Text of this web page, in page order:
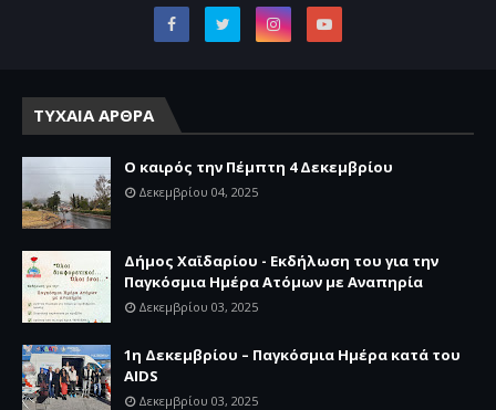
ΤΥΧΑΙΑ ΑΡΘΡΑ
Ο καιρός την Πέμπτη 4 Δεκεμβρίου
Δεκεμβρίου 04, 2025
Δήμος Χαϊδαρίου - Εκδήλωση του για την
Παγκόσμια Ημέρα Ατόμων με Αναπηρία
Δεκεμβρίου 03, 2025
1η Δεκεμβρίου – Παγκόσμια Ημέρα κατά του
AIDS
Δεκεμβρίου 03, 2025